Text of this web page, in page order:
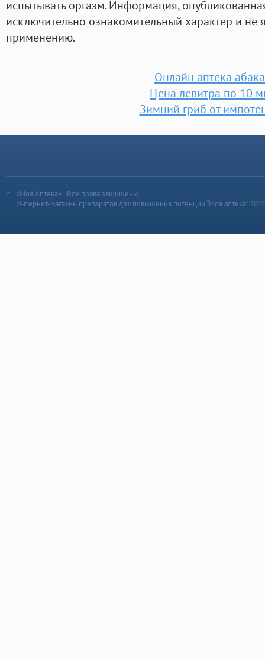
испытывать оргазм. Информация,
исключительно ознакомительный характер и не
применению.
Онлайн аптека
Цена левитра по 10
Зимний гриб от
«Моя Аптека» | Все права защищены
Интернет-магазин препаратов для повышения потенции “Моя аптека”